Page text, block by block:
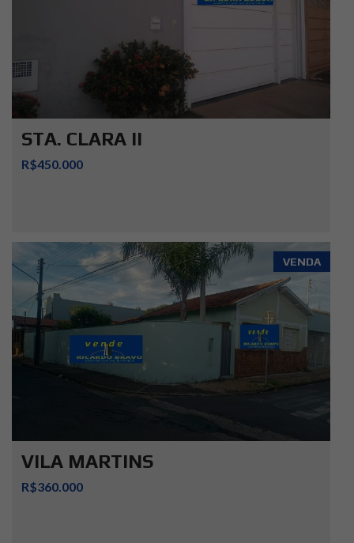
STA. CLARA II
R$450.000
VENDA
VILA MARTINS
R$360.000